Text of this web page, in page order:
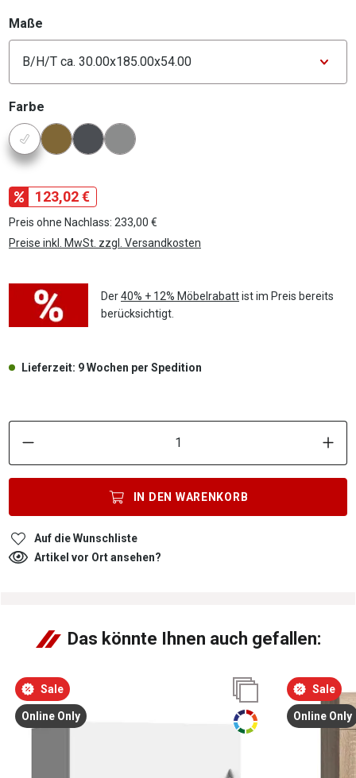
Maße
Farbe
Konfigurator Farbe
123,02 €
Preis ohne Nachlass: 233,00 €
Preise inkl. MwSt. zzgl. Versandkosten
Der40% + 12% Möbelrabattist im Preis bereits
berücksichtigt.
Lieferzeit: 9 Wochen per Spedition
IN DEN WARENKORB
Auf die Wunschliste
Artikel vor Ort ansehen?
Das könnte Ihnen auch gefallen:
Sale
Online Only
Sale
Online Only